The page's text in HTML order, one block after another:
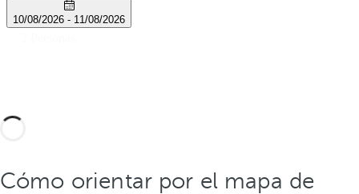
Cómo orientar por el mapa de